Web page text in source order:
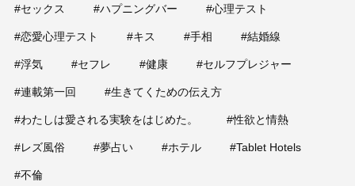
#セックス #ハプニングバー #心理テスト
#恋愛心理テスト #キス #手相 #結婚線
#浮気 #セフレ #健康 #セルフプレジャー
#連載第一回 #生きてくための伝え方
#わたしは愛される実験をはじめた。 #性欲と情熱
#レズ風俗 #夢占い #ホテル #Tablet Hotels
#不倫